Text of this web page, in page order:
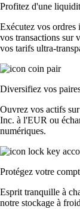
Profitez d'une
Exécutez vos ordres
vos transactions sur
vos tarifs ultra-
Diversifiez vos
Ouvrez vos actifs
Inc. à l'EUR ou
numériques.
Protégez votre
Esprit tranquille à
notre stockage à